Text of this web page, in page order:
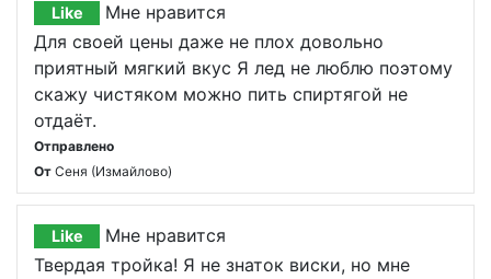
Like
Мне нравится
Для своей цены даже не плох довольно
приятный мягкий вкус Я лед не люблю поэтому
скажу чистяком можно пить спиртягой не
отдаёт.
Отправлено
От Сеня (Измайлово)
Like
Мне нравится
Твердая тройка! Я не знаток виски, но мне